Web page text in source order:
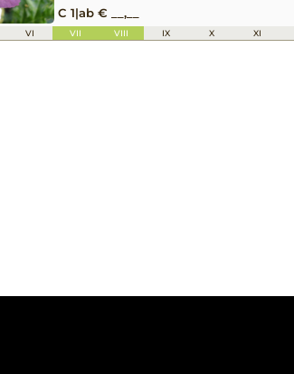
C 1|ab € __,__
VI VII VIII IX X XI